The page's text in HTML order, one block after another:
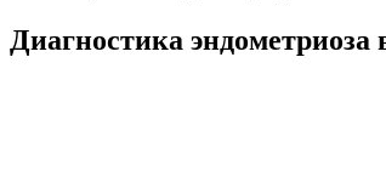
Диагностика эндометриоза